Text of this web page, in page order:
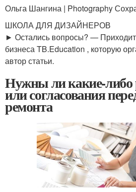
Ольга Шангина | Photography
ШКОЛА ДЛЯ ДИЗАЙНЕРОВ
► Остались вопросы? —
бизнеса TB.Education , которую
автор статьи.
Нужны ли какие-либо
или согласования
ремонта